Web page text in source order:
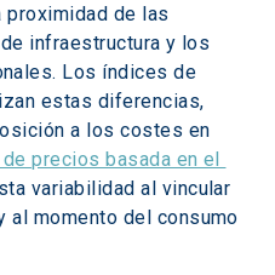
de las
infraestructura y los
Los índices de
estas diferencias,
a los costes en
precios basada en el
variabilidad al vincular
al momento del consumo